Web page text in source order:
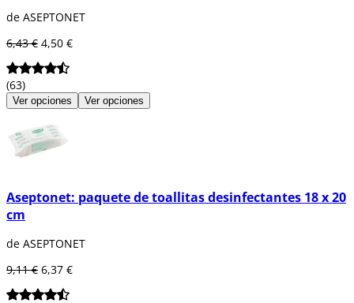
de ASEPTONET
6,43 € 4,50 €
(63)
Ver opciones Ver opciones
Aseptonet: paquete de toallitas desinfectantes 18 x 20
cm
de ASEPTONET
9,11 € 6,37 €